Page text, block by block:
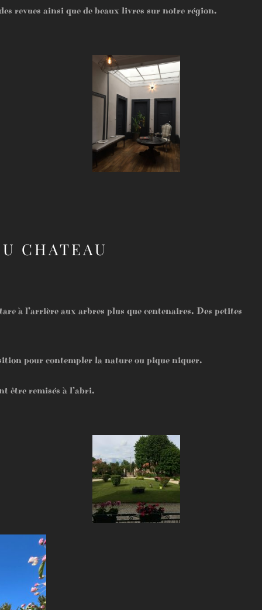
revues ainsi que de beaux livres sur notre région.
CHATEAU
à l’arrière aux arbres plus que centenaires. Des petites
pour contempler la nature ou pique niquer.
être remisés à l’abri.